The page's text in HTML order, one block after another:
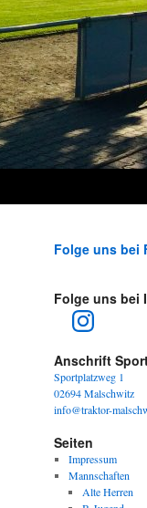
Folge uns bei
Folge uns bei
Instagram
Anschrift
Sportplatzweg 1
02694 Malschwitz
info@traktor-
Seiten
Impressum
Mannschaften
Alte Herren